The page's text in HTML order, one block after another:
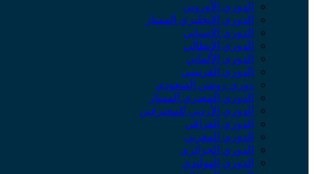
الدوري الأوروبي
الدوري الإنجليزي الممتاز
الدوري الإسباني
الدوري الإيطالي
الدوري الألماني
الدوري الفرنسي
دوري روشن السعودي
الدوري المصري الممتاز
الدوري الأردني للمحترفين
الدوري العراقي
الدوري المغربي
الدوري الجزائري
الدوري الهولندي